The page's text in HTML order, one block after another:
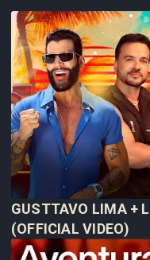
GUSTTAVO LIMA + LUIS FONSI - VAGABUNDO
(OFFICIAL VIDEO)